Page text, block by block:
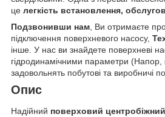
це легкість встановлення,
Подзвонивши нам , Ви отримаєте
підключення поверхневого насосу,
інше. У нас ви знайдете поверхневі
гідродинамічними параметри (Напор,
задовольнять побутові та виробничі
Опис
Надійний поверховий